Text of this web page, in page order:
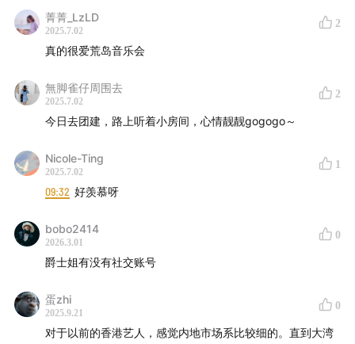
幕后的敲门砖。
从荒岛音乐会、到香港的大唱片公司、再到为了明堂这家
同城市不同的氛围中，不断摸索自己的音乐幕后路径。我
们常常看到艺人在台上发光，而舞台背后的事，这次我们
菁菁_LzLD
2025.7.02
2
真的很爱荒岛音乐会
無脚雀仔周围去
2025.7.02
2
今日去团建，路上听着小房间，心情靓靓gogogo～
Nicole-Ting
2025.7.02
1
09:32 好羡慕呀
bobo2414
2026.3.01
0
爵士姐有没有社交账号
蛋zhi
2025.9.21
0
对于以前的香港艺人，感觉内地市场系比较细的。直到大湾